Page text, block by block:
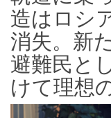
造はロシ
消失。新
避難民と
けて理想